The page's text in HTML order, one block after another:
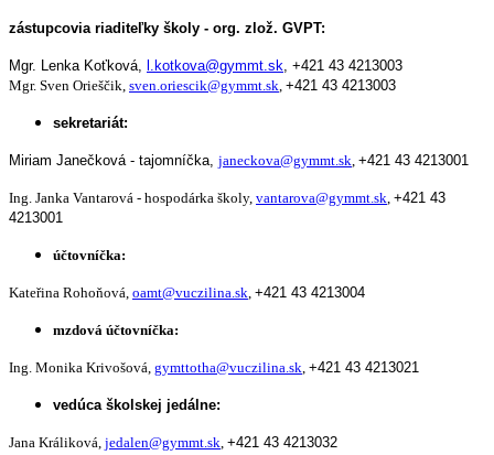
zástupcovia riaditeľky školy - org. zlož. GVPT:
Mgr. Lenka Koťková, l.kotkova@gymmt.sk +421 43 4213003
Mgr. Sven Orieščik, sven.oriescik@gymmt.sk +421 43 4213003
sekretariát:
Miriam Janečková - tajomníčka, janeckova@gymmt.sk +421 43 4213001
Ing. Janka Vantarová - hospodárka školy, vantarova@gymmt.sk +421 43
4213001
účtovníčka:
Kateřina Rohoňová, oamt@vuczilina.sk +421 43 4213004
mzdová účtovníčka:
Ing. Monika Krivošová, gymttotha@vuczilina.sk +421 43 4213021
vedúca školskej jedálne:
Jana Králiková, jedalen@gymmt.sk +421 43 4213032